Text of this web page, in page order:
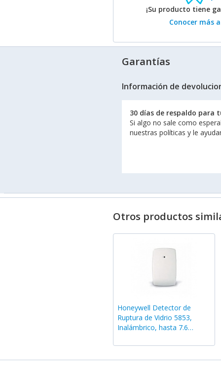
¡Su producto tiene
Conocer más
Garantías
Información de
30 días de respaldo para
Si algo no sale como
nuestras políticas y le
Otros productos
Honeywell Detector de
Ruptura de Vidrio 5853,
Inalámbrico, hasta 7.6